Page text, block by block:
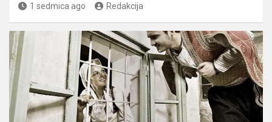
1 sedmica ago Redakcija